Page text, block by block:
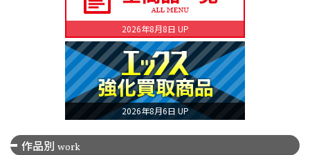
2026年8月8日 UP
2026年8月6日 UP
作品別 work